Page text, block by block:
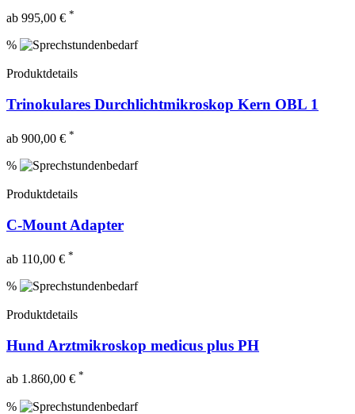
ab 995,00 € *
%
Produktdetails
Trinokulares Durchlichtmikroskop Kern OBL 1
ab 900,00 € *
%
Produktdetails
C-Mount Adapter
ab 110,00 € *
%
Produktdetails
Hund Arztmikroskop medicus plus PH
ab 1.860,00 € *
%